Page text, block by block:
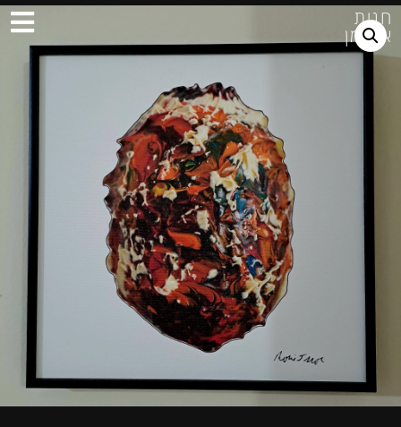
חגית
ארגמן